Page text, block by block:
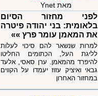
מאת Ynet
לפני מחזור הסיום
בלאומית: בני יהודה פיטרה
את המאמן עומר פרץ »»
למרות שנשאר להם סיכוי לעלות
לליגת העל, הכתומים החליטו
להיפרד מהמאמן. ערן סאסי, אלעד
גבאי ואיציק עזוז יעמדו על הקווים
במחזור האחרון